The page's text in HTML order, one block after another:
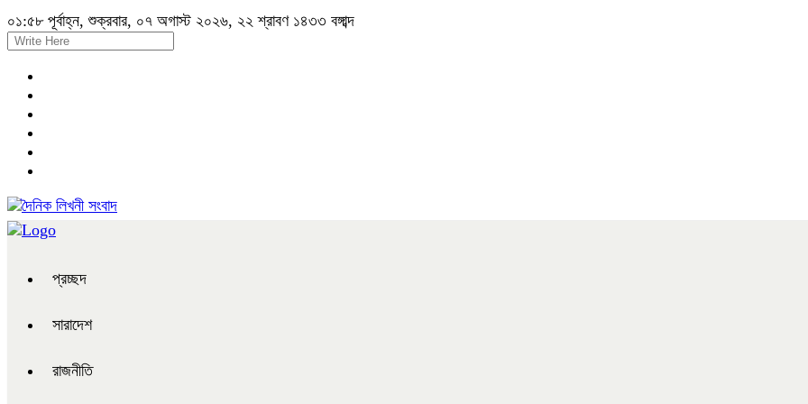
০১:৫৮ পূর্বাহ্ন, শুক্রবার, ০৭ অগাস্ট ২০২৬, ২২ শ্রাবণ ১৪৩৩ বঙ্গাব্দ
প্রচ্ছদ
সারাদেশ
রাজনীতি